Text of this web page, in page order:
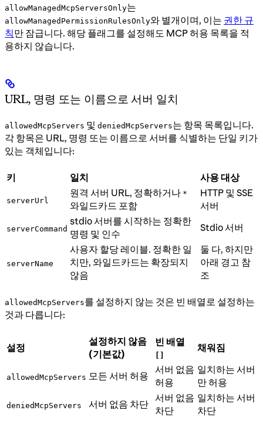
allowManagedMcpServersOnly는
allowManagedPermissionRulesOnly와 별개이며, 이는 권한 규
칙만 잠급니다. 해당 플래그를 설정해도 MCP 허용 목록을 적
용하지 않습니다.
URL, 명령 또는 이름으로 서버 일치
allowedMcpServers 및 deniedMcpServers는 항목 목록입니다.
각 항목은 URL, 명령 또는 이름으로 서버를 식별하는 단일 키가
있는 객체입니다:
키 일치 사용 대상
serverUrl
원격 서버 URL, 정확하거나 *
와일드카드 포함
HTTP 및 SSE
서버
serverCommand
stdio 서버를 시작하는 정확한
명령 및 인수
Stdio 서버
serverName
사용자 할당 레이블. 정확한 일
치만, 와일드카드는 확장되지
않음
둘 다, 하지만
아래 경고 참
조
allowedMcpServers를 설정하지 않는 것은 빈 배열로 설정하는
것과 다릅니다:
설정
설정하지 않음
(기본값)
빈 배열 채워짐
allowedMcpServers 모든 서버 허용
서버 없음
허용
일치하는 서버
만 허용
deniedMcpServers 서버 없음 차단
서버 없음
차단
일치하는 서버
차단